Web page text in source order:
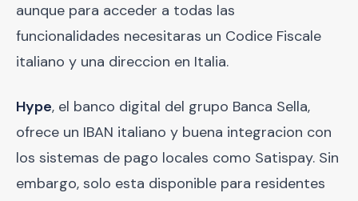
aunque para acceder a todas las
funcionalidades necesitaras un Codice Fiscale
italiano y una direccion en Italia.
Hype, el banco digital del grupo Banca Sella,
ofrece un IBAN italiano y buena integracion con
los sistemas de pago locales como Satispay. Sin
embargo, solo esta disponible para residentes